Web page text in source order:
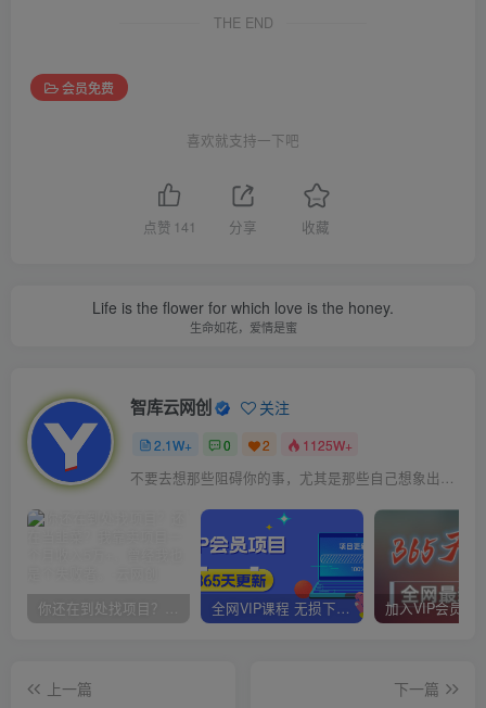
THE END
会员免费
喜欢就支持一下吧
点赞 141 分享 收藏
Life is the flower for which love is the honey.
生命如花，爱情是蜜
智库云网创 关注
2.1W+ 0 2 1125W+
不要去想那些阻碍你的事，尤其是那些自己想象出来的事
你还在到处找项目？还在当韭菜？我靠卖项目一个月收入5万+，曾经我也是个失败者。 全网VIP课程 无损下载~
上一篇
下一篇